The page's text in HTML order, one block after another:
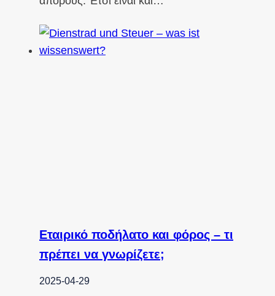
Εταιρικό ποδήλατο και φόρος – τι
πρέπει να γνωρίζετε;
2025-04-29